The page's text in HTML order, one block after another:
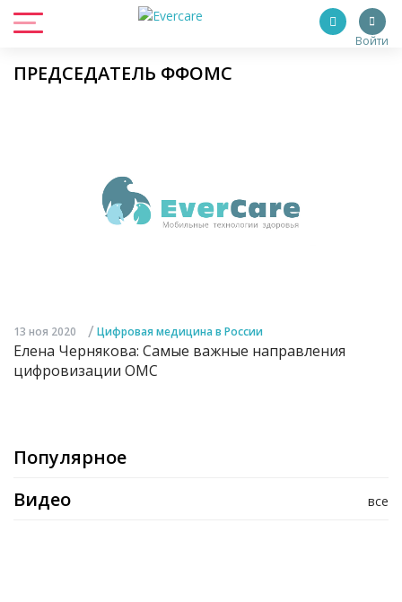
Войти
ПРЕДСЕДАТЕЛЬ ФФОМС
13 ноя 2020 / Цифровая медицина в России
Елена Чернякова: Самые важные направления
цифровизации ОМС
Популярное
все
Видео